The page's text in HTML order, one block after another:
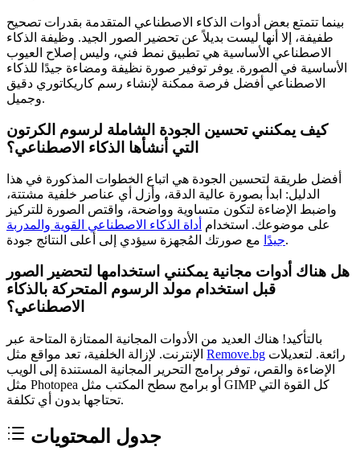
بينما تتمتع بعض أدوات الذكاء الاصطناعي المتقدمة بقدرات تصحيح
طفيفة، إلا أنها ليست بديلاً عن تحضير الصور الجيد. وظيفة الذكاء
الاصطناعي الأساسية هي تطبيق نمط فني، وليس إصلاح العيوب
الأساسية في الصورة. يوفر توفير صورة نظيفة ومضاءة جيدًا للذكاء
الاصطناعي أفضل فرصة ممكنة لإنشاء رسم كاريكاتوري دقيق
وجميل.
كيف يمكنني تحسين الجودة الشاملة لرسوم الكرتون
التي أنشأها الذكاء الاصطناعي؟
أفضل طريقة لتحسين الجودة هي اتباع الخطوات المذكورة في هذا
الدليل: ابدأ بصورة عالية الدقة، وأزل أي عناصر خلفية مشتتة،
واضبط الإضاءة لتكون متساوية وواضحة، واقتص الصورة للتركيز
على موضوعك. استخدام أداة الذكاء الاصطناعي القوية والمدربة
جيدًامع صورتك المُجهزة سيؤدي إلى أعلى النتائج جودة.
هل هناك أدوات مجانية يمكنني استخدامها لتحضير الصور
قبل استخدام مولد الرسوم المتحركة بالذكاء
الاصطناعي؟
بالتأكيد! هناك العديد من الأدوات المجانية الممتازة المتاحة عبر
Remove.bg
الإضاءة والقص، توفر برامج التحرير المجانية المستندة إلى الويب
مثل Photopea أو برامج سطح المكتب مثل GIMP كل القوة التي
تحتاجها بدون أي تكلفة.
جدول المحتويات